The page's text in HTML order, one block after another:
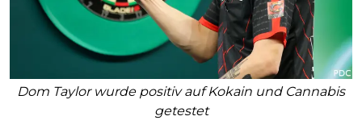
Dom Taylor wurde positiv auf Kokain und Cannabis
getestet